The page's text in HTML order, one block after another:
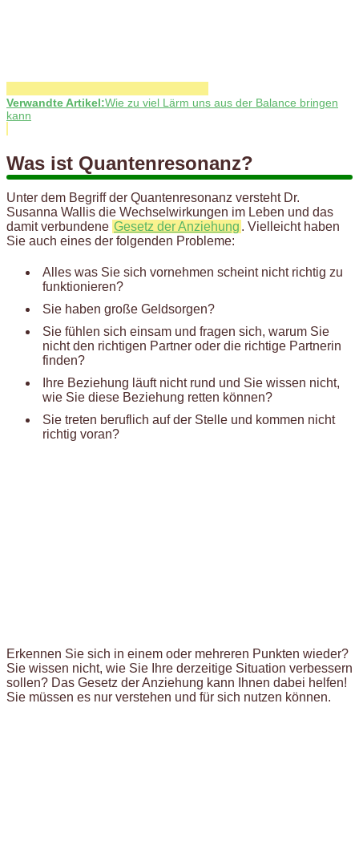
Verwandte Artikel:Wie zu viel Lärm uns aus der Balance bringen
kann
Was ist Quantenresonanz?
Unter dem Begriff der Quantenresonanz versteht Dr.
Susanna Wallis die Wechselwirkungen im Leben und das
damit verbundene Gesetz der Anziehung . Vielleicht haben
Sie auch eines der folgenden Probleme:
Alles was Sie sich vornehmen scheint nicht richtig zu
funktionieren?
Sie haben große Geldsorgen?
Sie fühlen sich einsam und fragen sich, warum Sie
nicht den richtigen Partner oder die richtige Partnerin
finden?
Ihre Beziehung läuft nicht rund und Sie wissen nicht,
wie Sie diese Beziehung retten können?
Sie treten beruflich auf der Stelle und kommen nicht
richtig voran?
Erkennen Sie sich in einem oder mehreren Punkten wieder?
Sie wissen nicht, wie Sie Ihre derzeitige Situation verbessern
sollen? Das Gesetz der Anziehung kann Ihnen dabei helfen!
Sie müssen es nur verstehen und für sich nutzen können.